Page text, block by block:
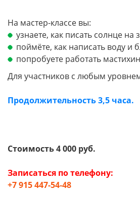
На мастер-классе вы:
узнаете, как писать солнце на
поймёте, как написать воду и
попробуете работать
Для участников с любым
Продолжительность 3,5 часа.
Стоимость 4 000 руб.
Записаться по телефону:
+7 915 447-54-48